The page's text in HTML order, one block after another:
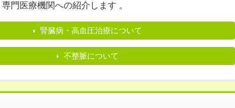
門医療機関への紹介します 。
腎臓病・高血圧治療について
不整脈について